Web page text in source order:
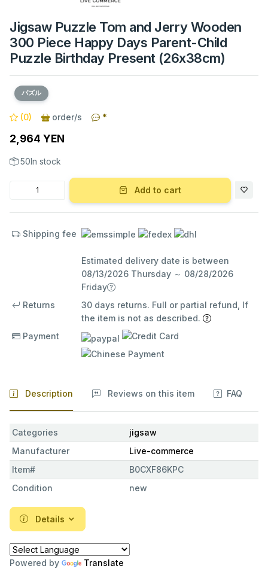
Jigsaw Puzzle Tom and Jerry Wooden
300 Piece Happy Days Parent-Child
Puzzle Birthday Present (26x38cm)
パズル
(0) order/s *
2,964 YEN
50In stock
Add to cart
Shipping fee
Estimated delivery date is between
08/13/2026 Thursday ～ 08/28/2026
Friday
Returns
30 days returns. Full or partial refund, If
the item is not as described.
Payment
Description Reviews on this item FAQ
Categories
jigsaw
Manufacturer
Live-commerce
Item#
B0CXF86KPC
Condition
new
Details
Powered by Translate